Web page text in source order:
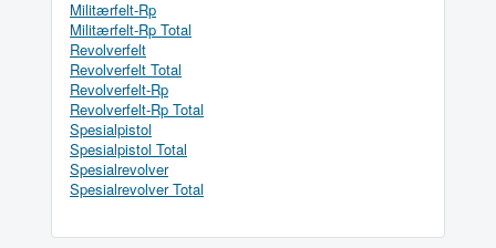
Militærfelt-Rp
Militærfelt-Rp Total
Revolverfelt
Revolverfelt Total
Revolverfelt-Rp
Revolverfelt-Rp Total
Spesialpistol
Spesialpistol Total
Spesialrevolver
Spesialrevolver Total